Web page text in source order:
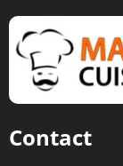
Contact